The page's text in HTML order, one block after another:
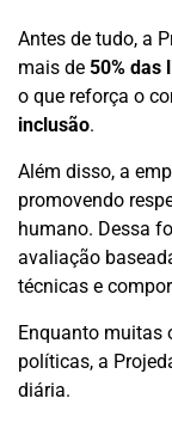
Antes de tudo, a
mais de 50% das
o que reforça o
inclusão.
Além disso, a
promovendo
humano. Dessa
avaliação
técnicas e
Enquanto muitas
políticas, a
diária.